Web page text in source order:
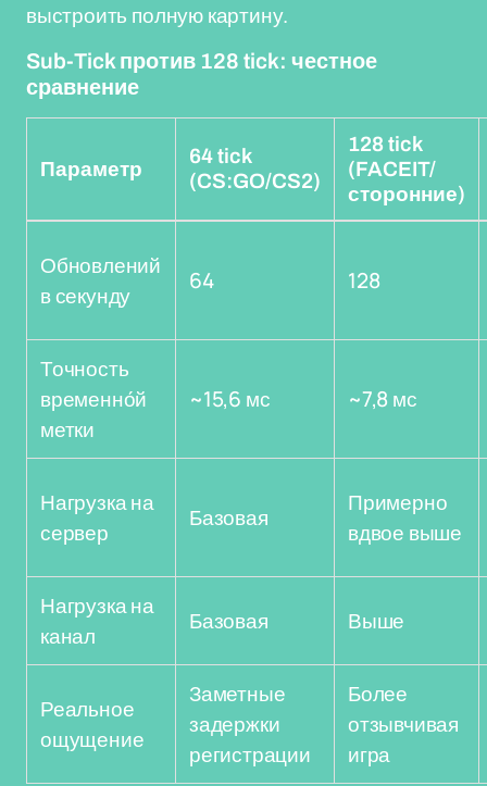
выстроить полную картину.
Sub-Tick против 128 tick: честное
сравнение
Параметр
64 tick
(CS:GO/CS2)
128 tick
(FACEIT/
сторонние)
Обновлений
в секунду
64 128
Точность
временно́й
метки
~15,6 мс ~7,8 мс
Нагрузка на
сервер
Базовая
Примерно
вдвое выше
Нагрузка на
канал
Базовая Выше
Реальное
ощущение
Заметные
задержки
регистрации
Более
отзывчивая
игра